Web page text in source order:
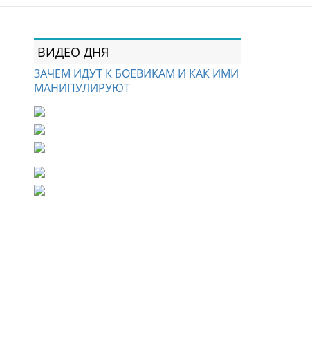
ВИДЕО ДНЯ
ЗАЧЕМ ИДУТ К БОЕВИКАМ И КАК ИМИ
МАНИПУЛИРУЮТ